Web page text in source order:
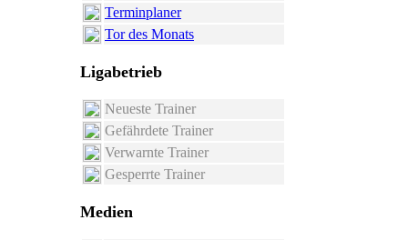
Terminplaner
Tor des Monats
Ligabetrieb
Neueste Trainer
Gefährdete Trainer
Verwarnte Trainer
Gesperrte Trainer
Medien